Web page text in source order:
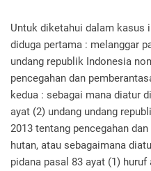
Untuk diketahui dalam kasus
diduga pertama : melanggar
undang republik Indonesia
pencegahan dan
kedua : sebagai mana diatur
ayat (2) undang undang
2013 tentang pencegahan
hutan, atau sebagaimana
pidana pasal 83 ayat (1)